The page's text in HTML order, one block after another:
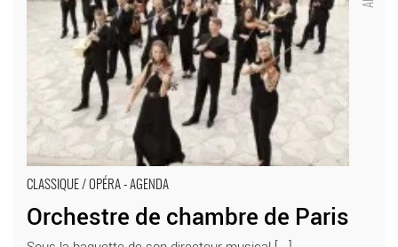
CLASSIQUE / OPÉRA - AGENDA
Orchestre de chambre de Paris